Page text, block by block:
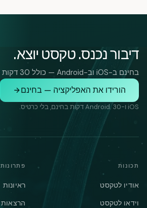
דיבור נכנס. טקסט יוצא.
בחינם ב-iOS וב-Android — כולל 30 דקות תמלול.
הורידו את האפליקציה — בחינם
iOS ו-Android. 30 דקות בחינם, בלי כרטיס.
תכונות
אודיו לטקסט
וידאו לטקסט
פתרונות
ראיונות
הרצאות